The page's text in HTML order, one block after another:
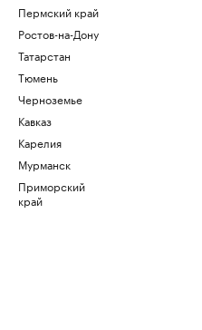
Пермский край
Ростов-на-Дону
Татарстан
Тюмень
Черноземье
Кавказ
Карелия
Мурманск
Приморский
край